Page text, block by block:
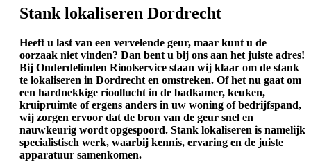
Stank lokaliseren Dordrecht
Heeft u last van een vervelende geur, maar kunt u de
oorzaak niet vinden? Dan bent u bij ons aan het juiste adres!
Bij Onderdelinden Rioolservice staan wij klaar om de stank
te lokaliseren in Dordrecht en omstreken. Of het nu gaat om
een hardnekkige rioollucht in de badkamer, keuken,
kruipruimte of ergens anders in uw woning of bedrijfspand,
wij zorgen ervoor dat de bron van de geur snel en
nauwkeurig wordt opgespoord. Stank lokaliseren is namelijk
specialistisch werk, waarbij kennis, ervaring en de juiste
apparatuur samenkomen.